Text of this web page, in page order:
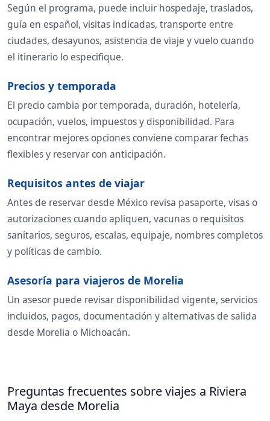
Según el programa, puede incluir hospedaje, traslados,
guía en español, visitas indicadas, transporte entre
ciudades, desayunos, asistencia de viaje y vuelo cuando
el itinerario lo especifique.
Precios y temporada
El precio cambia por temporada, duración, hotelería,
ocupación, vuelos, impuestos y disponibilidad. Para
encontrar mejores opciones conviene comparar fechas
flexibles y reservar con anticipación.
Requisitos antes de viajar
Antes de reservar desde México revisa pasaporte, visas o
autorizaciones cuando apliquen, vacunas o requisitos
sanitarios, seguros, escalas, equipaje, nombres completos
y políticas de cambio.
Asesoría para viajeros de Morelia
Un asesor puede revisar disponibilidad vigente, servicios
incluidos, pagos, documentación y alternativas de salida
desde Morelia o Michoacán.
Preguntas frecuentes sobre viajes a Riviera
Maya desde Morelia